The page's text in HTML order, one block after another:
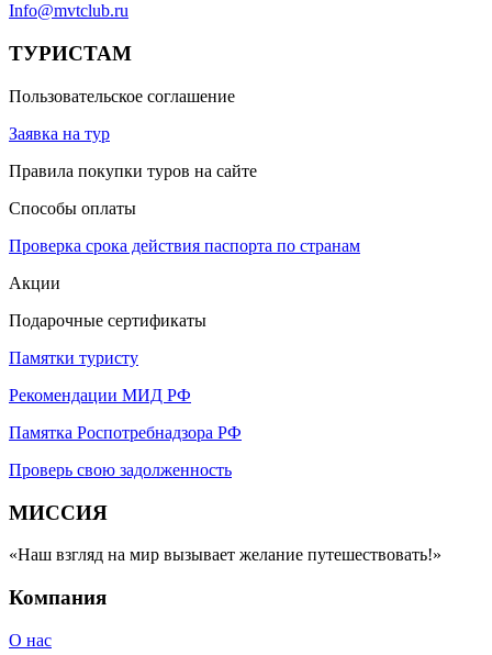
Info@mvtclub.ru
ТУРИСТАМ
Пользовательское соглашение
Заявка на тур
Правила покупки туров на сайте
Способы оплаты
Проверка срока действия паспорта по странам
Акции
Подарочные сертификаты
Памятки туристу
Рекомендации МИД РФ
Памятка Роспотребнадзора РФ
Проверь свою задолженность
МИССИЯ
«Наш взгляд на мир вызывает желание путешествовать!»
Компания
О нас